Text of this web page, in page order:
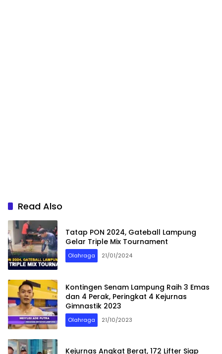
Read Also
Tatap PON 2024, Gateball Lampung
Gelar Triple Mix Tournament
Olahraga 21/01/2024
Kontingen Senam Lampung Raih 3 Emas
dan 4 Perak, Peringkat 4 Kejurnas
Gimnastik 2023
Olahraga 21/10/2023
Kejurnas Angkat Berat, 172 Lifter Siap